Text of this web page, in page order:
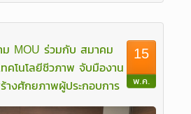
15
พ.ค.
ม MOU ร่วมกับ สมาคม
คโนโลยีชีวภาพ จับมืองาน
างศักยภาพผู้ประกอบการ